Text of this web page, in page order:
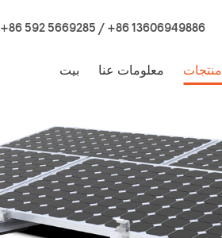
+86 592 5669285 / +86 13606949886
بيت معلومات عنا منتجات